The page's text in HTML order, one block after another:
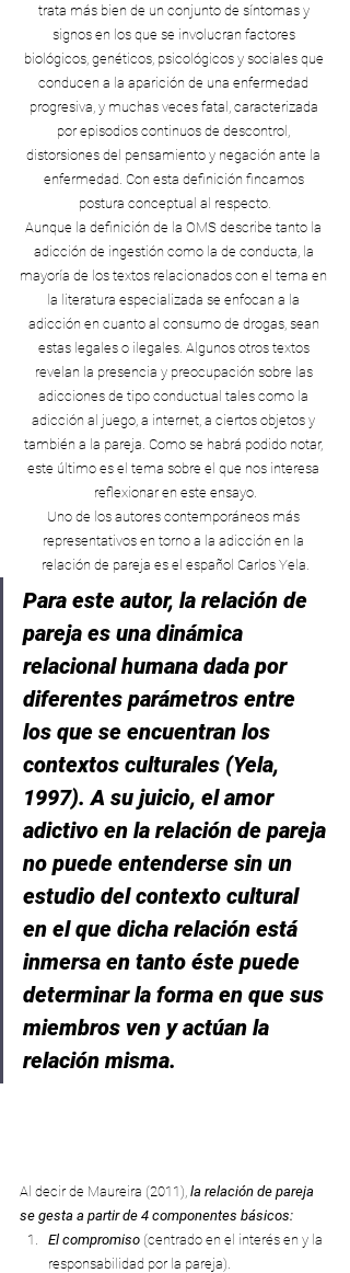
trata más bien de un conjunto de síntomas y
signos en los que se involucran factores
biológicos, genéticos, psicológicos y sociales que
conducen a la aparición de una enfermedad
progresiva, y muchas veces fatal, caracterizada
por episodios continuos de descontrol,
distorsiones del pensamiento y negación ante la
enfermedad. Con esta definición fincamos
postura conceptual al respecto.
Aunque la definición de la OMS describe tanto la
adicción de ingestión como la de conducta, la
mayoría de los textos relacionados con el tema en
la literatura especializada se enfocan a la
adicción en cuanto al consumo de drogas, sean
estas legales o ilegales. Algunos otros textos
revelan la presencia y preocupación sobre las
adicciones de tipo conductual tales como la
adicción al juego, a internet, a ciertos objetos y
también a la pareja. Como se habrá podido notar,
este último es el tema sobre el que nos interesa
reflexionar en este ensayo.
Uno de los autores contemporáneos más
representativos en torno a la adicción en la
relación de pareja es el español Carlos Yela.
Para este autor, la relación de
pareja es una dinámica
relacional humana dada por
diferentes parámetros entre
los que se encuentran los
contextos culturales (Yela,
1997). A su juicio, el amor
adictivo en la relación de pareja
no puede entenderse sin un
estudio del contexto cultural
en el que dicha relación está
inmersa en tanto éste puede
determinar la forma en que sus
miembros ven y actúan la
relación misma.
Al decir de Maureira (2011), la relación de pareja
se gesta a partir de 4 componentes básicos:
El compromiso (centrado en el interés en y la
responsabilidad por la pareja).